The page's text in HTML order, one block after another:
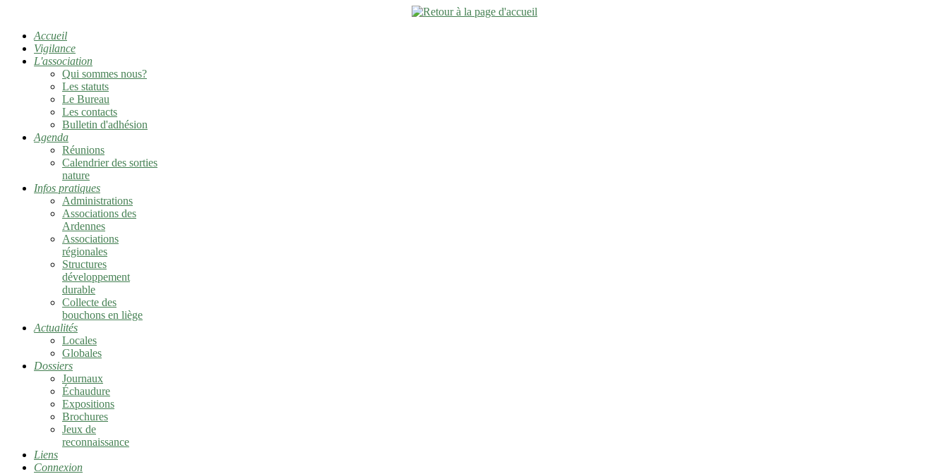
Accueil
Vigilance
L'association
Qui sommes nous?
Les statuts
Le Bureau
Les contacts
Bulletin d'adhésion
Agenda
Réunions
Calendrier des sorties
nature
Infos pratiques
Administrations
Associations des
Ardennes
Associations
régionales
Structures
développement
durable
Collecte des
bouchons en liège
Actualités
Locales
Globales
Dossiers
Journaux
Échaudure
Expositions
Brochures
Jeux de
reconnaissance
Liens
Connexion